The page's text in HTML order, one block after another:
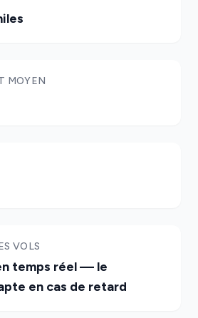
MOYEN
VOLS
temps réel — le
en cas de retard